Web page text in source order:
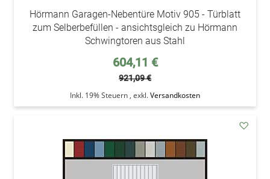
Hörmann Garagen-Nebentüre Motiv 905 - Türblatt
zum Selberbefüllen - ansichtsgleich zu Hörmann
Schwingtoren aus Stahl
Sonderpreis
604,11 €
921,09 €
Inkl. 19% Steuern , exkl.Versandkosten